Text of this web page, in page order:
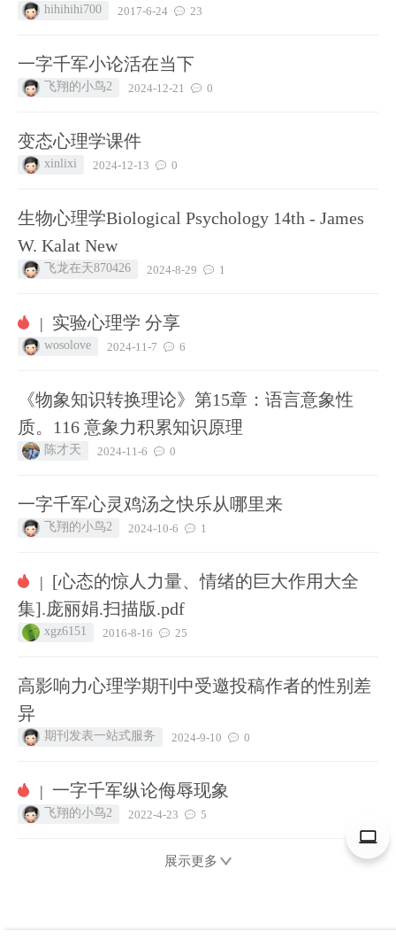
hihihihi700 2017-6-24 23
一字千军小论活在当下
飞翔的小鸟2 2024-12-21 0
变态心理学课件
xinlixi 2024-12-13 0
生物心理学Biological Psychology 14th - James
W. Kalat New
飞龙在天870426 2024-8-29 1
| 实验心理学 分享
wosolove 2024-11-7 6
《物象知识转换理论》第15章：语言意象性
质。116 意象力积累知识原理
陈才天 2024-11-6 0
一字千军心灵鸡汤之快乐从哪里来
飞翔的小鸟2 2024-10-6 1
| [心态的惊人力量、情绪的巨大作用大全
集].庞丽娟.扫描版.pdf
xgz6151 2016-8-16 25
高影响力心理学期刊中受邀投稿作者的性别差
异
期刊发表一站式服务 2024-9-10 0
| 一字千军纵论侮辱现象
飞翔的小鸟2 2022-4-23 5
展示更多